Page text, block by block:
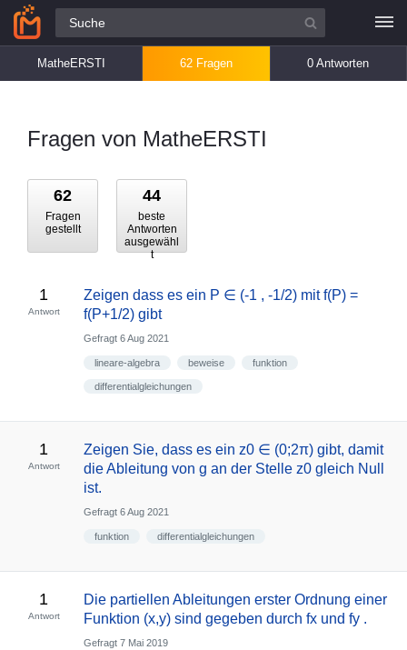
Alle Fragen
MatheERSTI 62 Fragen 0 Antworten
Fragen von MatheERSTI
62
Fragen
gestellt
44
beste
Antworten
ausgewähl
t
1
Antwort
Zeigen dass es ein P ∈ (-1 , -1/2) mit f(P) =
f(P+1/2) gibt
Gefragt 6 Aug 2021
lineare-algebra beweise funktion
differentialgleichungen
1
Antwort
Zeigen Sie, dass es ein z0 ∈ (0;2π) gibt, damit
die Ableitung von g an der Stelle z0 gleich Null
ist.
Gefragt 6 Aug 2021
funktion differentialgleichungen
1
Antwort
Die partiellen Ableitungen erster Ordnung einer
Funktion (x,y) sind gegeben durch fx und fy .
Gefragt 7 Mai 2019